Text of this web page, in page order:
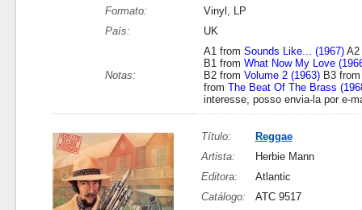
Formato:
Vinyl, LP
País:
UK
Notas:
A1 from Sounds Like... (1967)A2
B1 from What Now My Love
B2 from Volume 2 (1963)B3
from The Beat Of The Brass
interesse, posso envia-la por e-
Título:
Reggae
Artista:
Herbie Mann
Editora:
Atlantic
Catálogo:
ATC 9517